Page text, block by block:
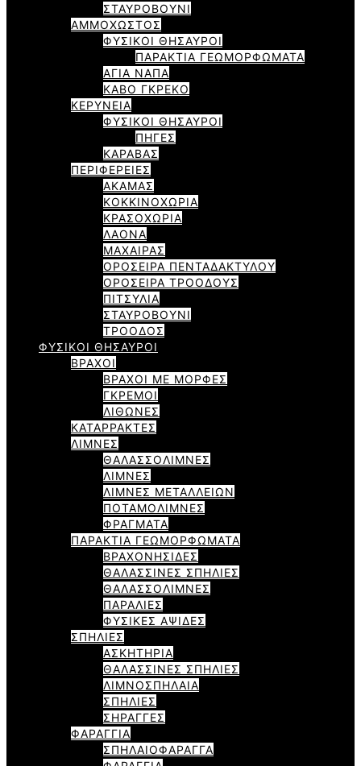
ΣΤΑΥΡΟΒΟΥΝΙ
ΑΜΜΟΧΩΣΤΟΣ
ΦΥΣΙΚΟΙ ΘΗΣΑΥΡΟΙ
ΠΑΡΑΚΤΙΑ ΓΕΩΜΟΡΦΩΜΑΤΑ
ΑΓΙΑ ΝΑΠΑ
ΚΑΒΟ ΓΚΡΕΚΟ
ΚΕΡΥΝΕΙΑ
ΦΥΣΙΚΟΙ ΘΗΣΑΥΡΟΙ
ΠΗΓΕΣ
ΚΑΡΑΒΑΣ
ΠΕΡΙΦΕΡΕΙΕΣ
ΑΚΑΜΑΣ
ΚΟΚΚΙΝΟΧΩΡΙΑ
ΚΡΑΣΟΧΩΡΙΑ
ΛΑΟΝΑ
ΜΑΧΑΙΡΑΣ
ΟΡΟΣΕΙΡΑ ΠΕΝΤΑΔΑΚΤΥΛΟΥ
ΟΡΟΣΕΙΡΑ ΤΡΟΟΔΟΥΣ
ΠΙΤΣΥΛΙΑ
ΣΤΑΥΡΟΒΟΥΝΙ
ΤΡΟΟΔΟΣ
ΦΥΣΙΚΟΙ ΘΗΣΑΥΡΟΙ
ΒΡΑΧΟΙ
ΒΡΑΧΟΙ ΜΕ ΜΟΡΦΕΣ
ΓΚΡΕΜΟΙ
ΛΙΘΩΝΕΣ
ΚΑΤΑΡΡΑΚΤΕΣ
ΛΙΜΝΕΣ
ΘΑΛΑΣΣΟΛΙΜΝΕΣ
ΛΙΜΝΕΣ
ΛΙΜΝΕΣ ΜΕΤΑΛΛΕΙΩΝ
ΠΟΤΑΜΟΛΙΜΝΕΣ
ΦΡΑΓΜΑΤΑ
ΠΑΡΑΚΤΙΑ ΓΕΩΜΟΡΦΩΜΑΤΑ
ΒΡΑΧΟΝΗΣΙΔΕΣ
ΘΑΛΑΣΣΙΝΕΣ ΣΠΗΛΙΕΣ
ΘΑΛΑΣΣΟΛΙΜΝΕΣ
ΠΑΡΑΛΙΕΣ
ΦΥΣΙΚΕΣ ΑΨΙΔΕΣ
ΣΠΗΛΙΕΣ
ΑΣΚΗΤΗΡΙΑ
ΘΑΛΑΣΣΙΝΕΣ ΣΠΗΛΙΕΣ
ΛΙΜΝΟΣΠΗΛΑΙΑ
ΣΠΗΛΙΕΣ
ΣΗΡΑΓΓΕΣ
ΦΑΡΑΓΓΙΑ
ΣΠΗΛΑΙΟΦΑΡΑΓΓΑ